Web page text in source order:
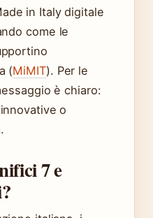
in Italy digitale
come le
(MiMIT). Per le
è chiaro:
o
7 e